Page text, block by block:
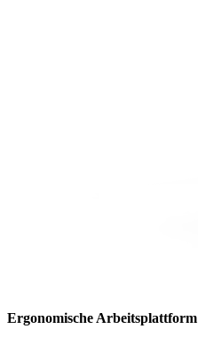
Ergonomische Arbeitsplattform